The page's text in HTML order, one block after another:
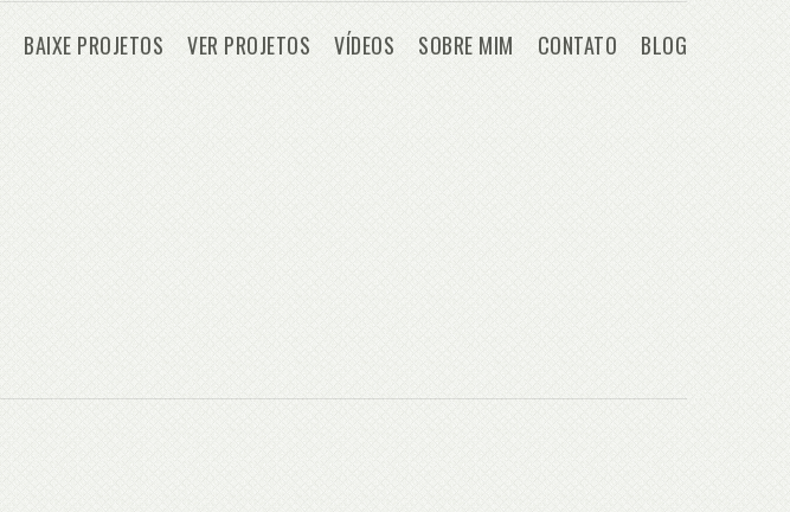
BAIXE PROJETOS VER PROJETOS VÍDEOS SOBRE MIM CONTATO BLOG